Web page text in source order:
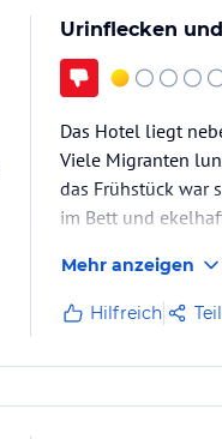
Urinflecken
Das Hotel liegt
Viele Migranten
das Frühstück war
im Bett und
Mehr anzeigen
Hilfreich